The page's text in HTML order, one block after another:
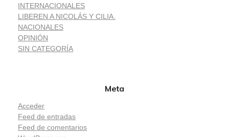
INTERNACIONALES
LIBEREN A NICOLÁS Y CILIA.
NACIONALES
OPINIÓN
SIN CATEGORÍA
Meta
Acceder
Feed de entradas
Feed de comentarios